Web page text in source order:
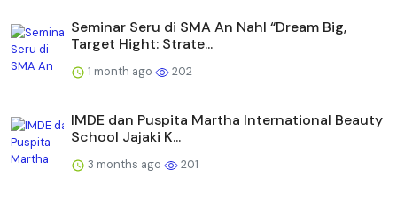
Seminar Seru di SMA An Nahl “Dream Big,
Target Hight: Strate...
1 month ago 202
IMDE dan Puspita Martha International Beauty
School Jajaki K...
3 months ago 201